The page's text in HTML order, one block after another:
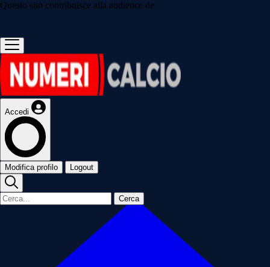
Questo sito contribuisce alla audience de
Accedi
Modifica profilo Logout
Cerca